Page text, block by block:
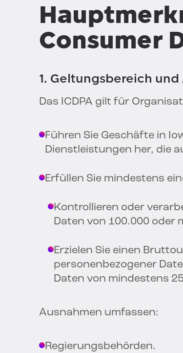
Consumer
1. Geltungsbereich
Das ICDPA gilt für
Führen Sie Geschäfte in
Dienstleistungen her, die
Erfüllen Sie mindestens
Kontrollieren oder
Daten von 100.000 oder
Erzielen Sie einen
personenbezogener
Daten von mindestens
Ausnahmen umfassen:
Regierungsbehörden.